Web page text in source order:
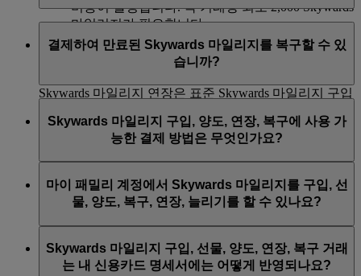
비용이 발생합니다. 각 거래당 최소 2,000 Skywards
마일리지가 필요합니다.
일리지가 있는 경우, 결제를 통해 원래의 만료일에서 12
개월의 추가 유효기간을 연장할 수 있습니다.
Skywards 마일리지 연장은 표준 Skywards 마일리지 구입
한 역년에 최소 1,000 Skywards 마일리지, 최대 50,000
자세한 정보는 이페이지를 방문하세요.
결제하여 만료된 Skywards 마일리지를 복구할 수 있
습니까?
이내에 요청하면 복구할 수 있습니다. 복구된 마일리지
는 복구일로부터 12개월간 유효합니다.
낮은 가격으로 이용 가능합니다.
Skywards 마일리지 구입, 양도, 연장, 복구에 사용 가
능한 결제 방법은 무엇인가요?
주요 직불카드 및 신용카드로 결제할 수 있습니다. 현금
결제는 이용할 수 없습니다.
마이 패밀리 계정에서 Skywards 마일리지를 구입, 선
물, 양도, 복구, 연장, 늘리기를 할 수 있나요?
회원만 이용할 수 있으며 마이 패밀리 계정에는 적용되
지 않습니다. 즉, 마이 패밀리 계정에는 Skywards 마일리
Skywards 마일리지 구입, 선물, 양도, 연장, 복구 거래
는 내 신용카드 명세서에는 어떻게 반영되나요?